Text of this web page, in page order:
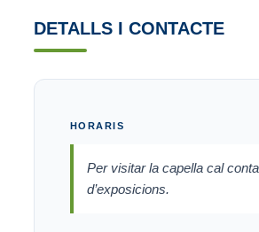
DETALLS I CONTACTE
HORARIS
Per visitar la capella cal
d’exposicions.